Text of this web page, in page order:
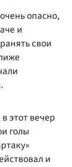
опасно,
и
свои
этот вечер
голы
и